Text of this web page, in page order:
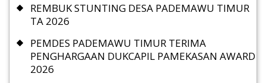
REMBUK STUNTING DESA PADEMAWU TIMUR
TA 2026
PEMDES PADEMAWU TIMUR TERIMA
PENGHARGAAN DUKCAPIL PAMEKASAN AWARD
2026